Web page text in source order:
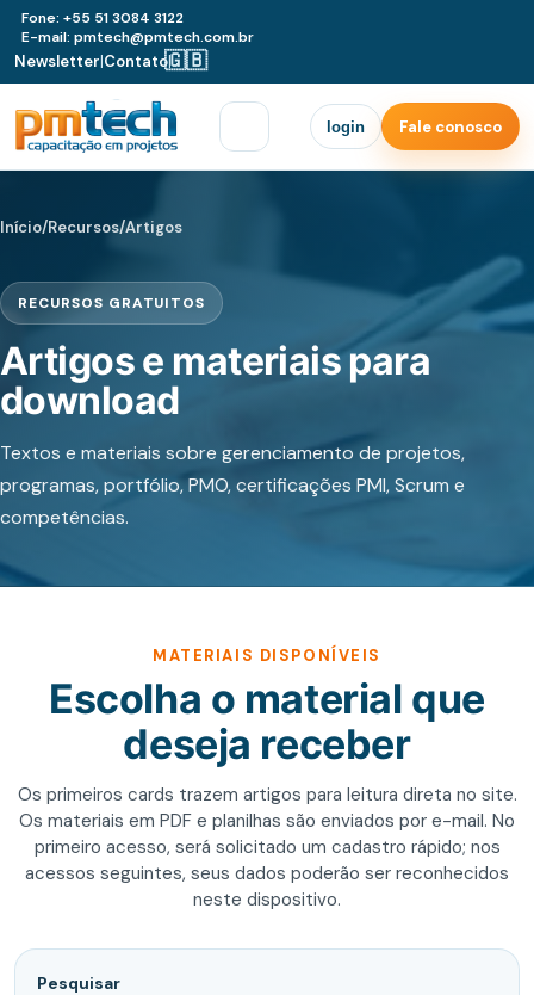
Fone: +55 51 3084 3122
E-mail: pmtech@pmtech.com.br
Newsletter|Contato|
🇬🇧
login Fale conosco
Início/Recursos/Artigos
RECURSOS GRATUITOS
Artigos e materiais para
download
Textos e materiais sobre gerenciamento de projetos,
programas, portfólio, PMO, certificações PMI, Scrum e
competências.
MATERIAIS DISPONÍVEIS
Escolha o material que
deseja receber
Os primeiros cards trazem artigos para leitura direta no site.
Os materiais em PDF e planilhas são enviados por e-mail. No
primeiro acesso, será solicitado um cadastro rápido; nos
acessos seguintes, seus dados poderão ser reconhecidos
neste dispositivo.
Pesquisar